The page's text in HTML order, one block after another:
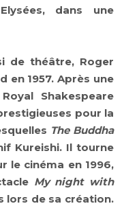
dans une
de théâtre, Roger
en 1957. Après une
Shakespeare
pour la
The Buddha
Kureishi. Il tourne
le cinéma en 1996,
My night with
lors de sa création.